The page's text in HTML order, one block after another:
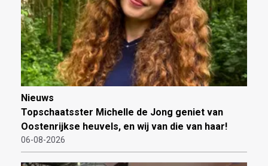
Nieuws
Topschaatsster Michelle de Jong geniet van
Oostenrijkse heuvels, en wij van die van haar!
06-08-2026